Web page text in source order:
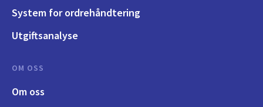
System for ordrehåndtering
Utgiftsanalyse
OM OSS
Om oss